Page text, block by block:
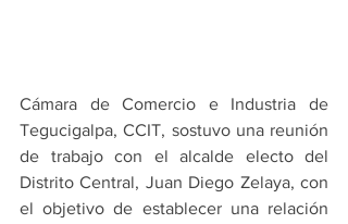
Cámara de Comercio e Industria de
Tegucigalpa, CCIT, sostuvo una reunión
de trabajo con el alcalde electo del
Distrito Central, Juan Diego Zelaya, con
el objetivo de establecer una relación